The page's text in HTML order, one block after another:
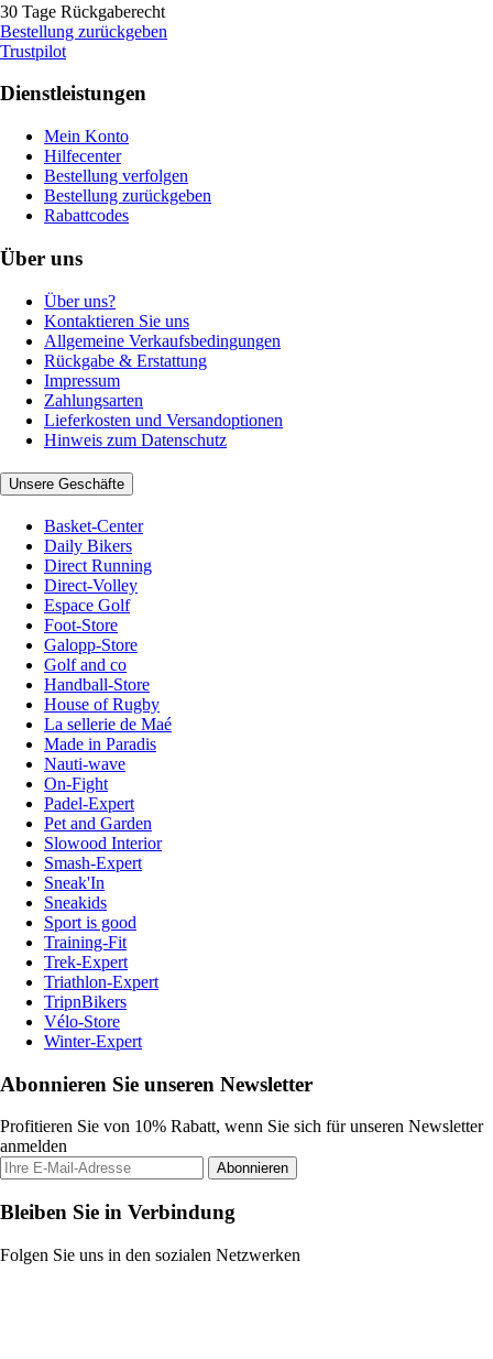
30 Tage Rückgaberecht
Bestellung zurückgeben
Trustpilot
Dienstleistungen
Mein Konto
Hilfecenter
Bestellung verfolgen
Bestellung zurückgeben
Rabattcodes
Über uns
Über uns?
Kontaktieren Sie uns
Allgemeine Verkaufsbedingungen
Rückgabe & Erstattung
Impressum
Zahlungsarten
Lieferkosten und Versandoptionen
Hinweis zum Datenschutz
Unsere Geschäfte
Basket-Center
Daily Bikers
Direct Running
Direct-Volley
Espace Golf
Foot-Store
Galopp-Store
Golf and co
Handball-Store
House of Rugby
La sellerie de Maé
Made in Paradis
Nauti-wave
On-Fight
Padel-Expert
Pet and Garden
Slowood Interior
Smash-Expert
Sneak'In
Sneakids
Sport is good
Training-Fit
Trek-Expert
Triathlon-Expert
TripnBikers
Vélo-Store
Winter-Expert
Abonnieren Sie unseren Newsletter
Profitieren Sie von 10% Rabatt, wenn Sie sich für unseren Newsletter
anmelden
Abonnieren
Bleiben Sie in Verbindung
Folgen Sie uns in den sozialen Netzwerken